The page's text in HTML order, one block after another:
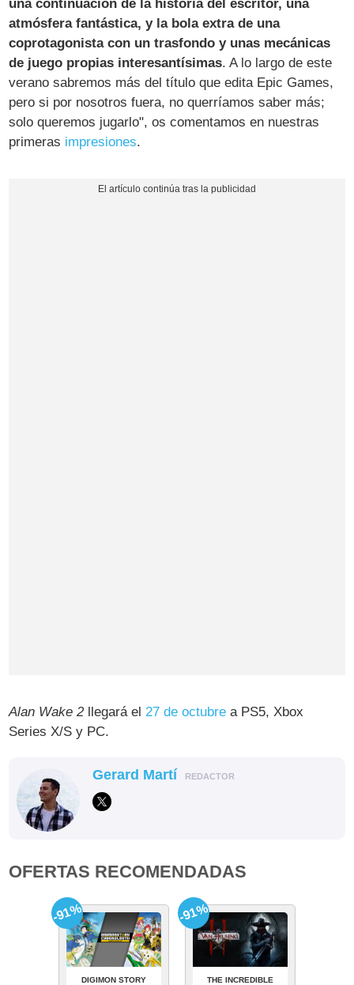
una continuación de la historia del escritor, una
atmósfera fantástica, y la bola extra de una
coprotagonista con un trasfondo y unas mecánicas
de juego propias interesantísimas. A lo largo de este
verano sabremos más del título que edita Epic Games,
pero si por nosotros fuera, no querríamos saber más;
solo queremos jugarlo", os comentamos en nuestras
primeras impresiones.
Alan Wake 2llegará el 27 de octubre a PS5, Xbox
Series X/S y PC.
Gerard Martí REDACTOR
OFERTAS RECOMENDADAS
DIGIMON STORY
-91%
THE INCREDIBLE
-91%